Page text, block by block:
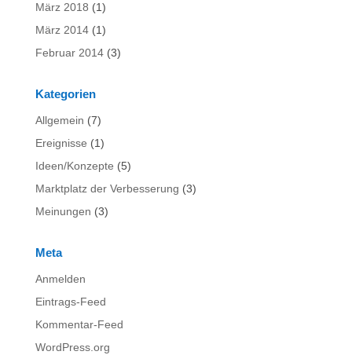
März 2018 (1)
März 2014(1)
Februar 2014(3)
Kategorien
Allgemein (7)
Ereignisse (1)
Ideen/Konzepte (5)
Marktplatz der Verbesserung (3)
Meinungen (3)
Meta
Anmelden
Eintrags-Feed
Kommentar-Feed
WordPress.org